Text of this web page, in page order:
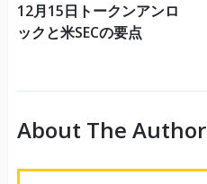
12月15日トークンアンロ
ックと米SECの要点
About The Author